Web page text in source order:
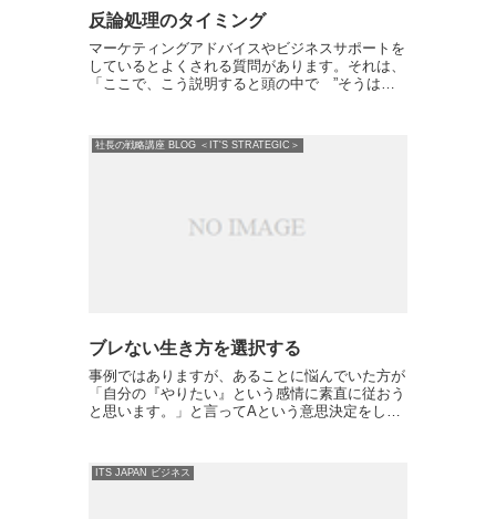
反論処理のタイミング
マーケティングアドバイスやビジネスサポートを
しているとよくされる質問があります。それは、
「ここで、こう説明すると頭の中で ”そうは言
しても、 ”自分には...
社長の戦略講座 BLOG ＜IT'S STRATEGIC＞
ブレない生き方を選択する
事例ではありますが、あることに悩んでいた方が
「自分の『やりたい』という感情に素直に従おう
と思います。」と言ってAという意思決定をしま
した。もちろん自分の...
ITS JAPAN ビジネス